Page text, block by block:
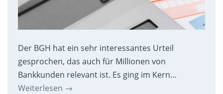
Der BGH hat ein sehr interessantes Urteil
gesprochen, das auch für Millionen von
Bankkunden relevant ist. Es ging im Kern…
Weiterlesen →